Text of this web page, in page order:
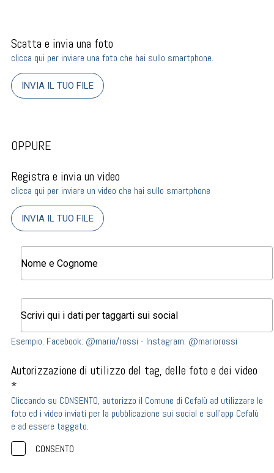
Scatta e invia una foto
clicca qui per inviare una foto che hai sullo smartphone.
INVIA IL TUO FILE
OPPURE
Registra e invia un video
clicca qui per inviare un video che hai sullo smartphone
INVIA IL TUO FILE
Esempio: Facebook: @mario/rossi - Instagram: @mariorossi
Autorizzazione di utilizzo del tag, delle foto e dei video
*
Cliccando su CONSENTO, autorizzo il Comune di Cefalù ad utilizzare le
foto ed i video inviati per la pubblicazione sui social e sull'app Cefalù
e ad essere taggato.
CONSENTO